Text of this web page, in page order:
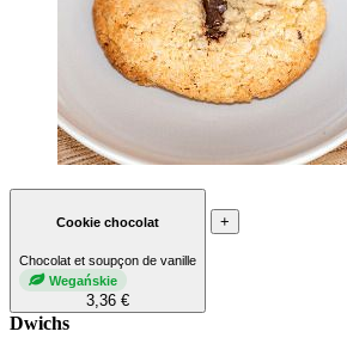
Cookie chocolat
Chocolat et soupçon de vanille
Wegańskie
3,36 €
+
Dwichs